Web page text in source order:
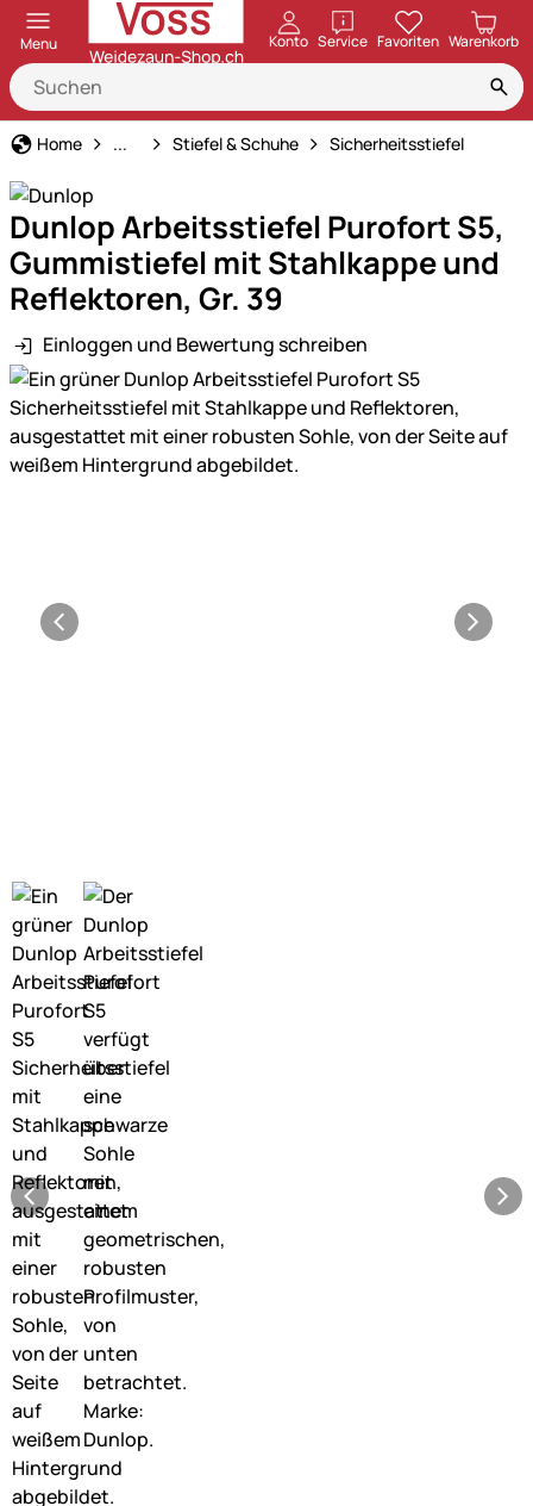
Menu Konto ServiceöffnenFavoriten Warenkorb
Home Arbeitskleidung & Schutzausrüstung
... Stiefel & Schuhe Sicherheitsstiefel
Dunlop Arbeitsstiefel Purofort S5,
Gummistiefel mit Stahlkappe und
Reflektoren, Gr. 39
Einloggen und Bewertung schreiben
Produktgalerie